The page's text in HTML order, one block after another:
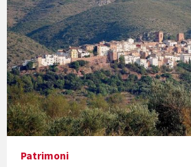
Concerts al Museu
Presentació del llibre &quot;La
Patrimoni